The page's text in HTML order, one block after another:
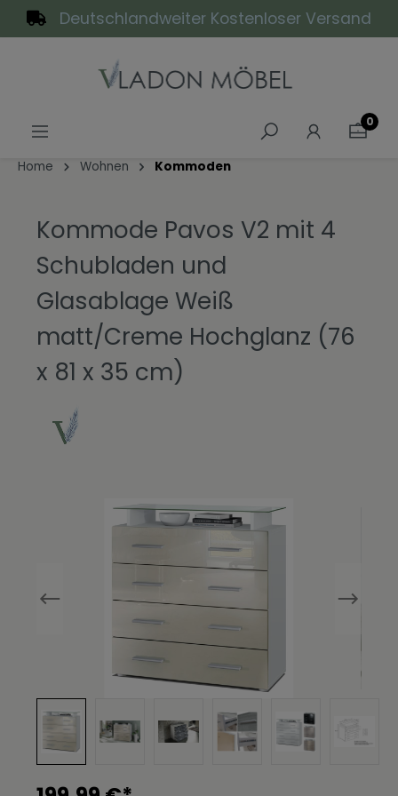
springenDeutschlandweiter Kostenloser Versand
0
Home Wohnen Kommoden
Kommode Pavos V2 mit 4
Schubladen und
Glasablage Weiß
matt/Creme Hochglanz (76
x 81 x 35 cm)
Bildergalerie überspringen